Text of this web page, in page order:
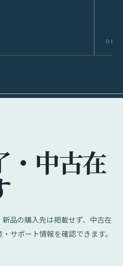
・ 中古在
品の購入先は掲載せず、中古在
サポート情報を確認できます。